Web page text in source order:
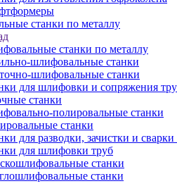
станки по металлу
станки по металлу
шлифовальные станки
шлифовальные станки
для шлифовки и сопряжения
станки
полировальные станки
станки
для разводки, зачистки и сварки
для шлифовки труб
станки
станки